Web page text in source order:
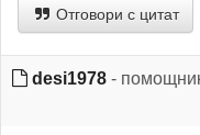
Отговори с цитат
desi1978 -